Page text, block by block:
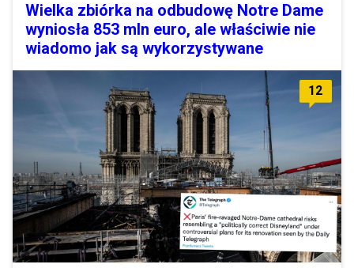
Wielka zbiórka na odbudowę Notre Dame
wyniosła 853 mln euro, ale właściwie nie
wiadomo jak są wykorzystywane
12